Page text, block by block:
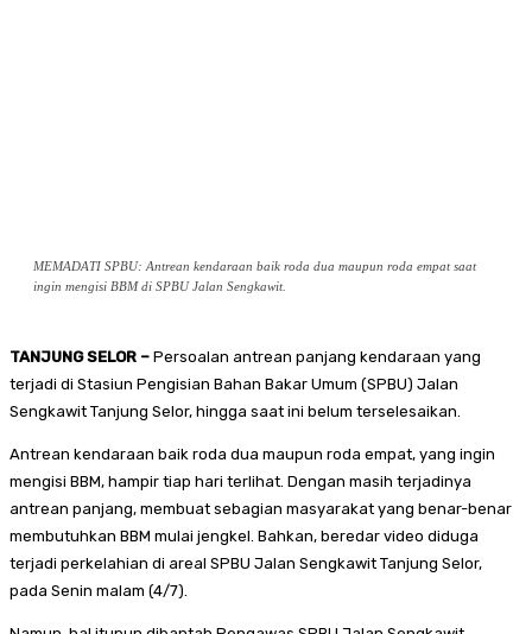
MEMADATI SPBU: Antrean kendaraan baik roda dua maupun roda empat saat
ingin mengisi BBM di SPBU Jalan Sengkawit.
TANJUNG SELOR – Persoalan antrean panjang kendaraan yang
terjadi di Stasiun Pengisian Bahan Bakar Umum (SPBU) Jalan
Sengkawit Tanjung Selor, hingga saat ini belum terselesaikan.
Antrean kendaraan baik roda dua maupun roda empat, yang ingin
mengisi BBM, hampir tiap hari terlihat. Dengan masih terjadinya
antrean panjang, membuat sebagian masyarakat yang benar-benar
membutuhkan BBM mulai jengkel. Bahkan, beredar video diduga
terjadi perkelahian di areal SPBU Jalan Sengkawit Tanjung Selor,
pada Senin malam (4/7).